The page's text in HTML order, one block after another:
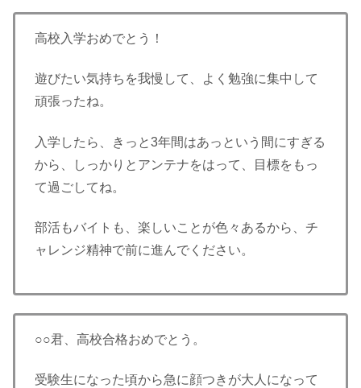
高校入学おめでとう！
遊びたい気持ちを我慢して、よく勉強に集中して
頑張ったね。
入学したら、きっと3年間はあっという間にすぎる
から、しっかりとアンテナをはって、目標をもっ
て過ごしてね。
部活もバイトも、楽しいことが色々あるから、チ
ャレンジ精神で前に進んでください。
○○君、高校合格おめでとう。
受験生になった頃から急に顔つきが大人になって